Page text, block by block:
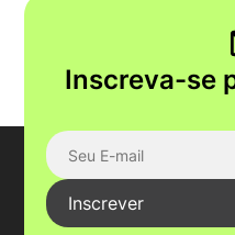
Inscreva-se
Inscrever